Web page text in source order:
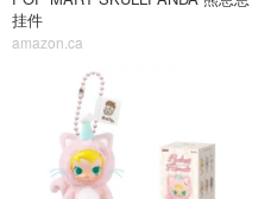
挂件
amazon.ca